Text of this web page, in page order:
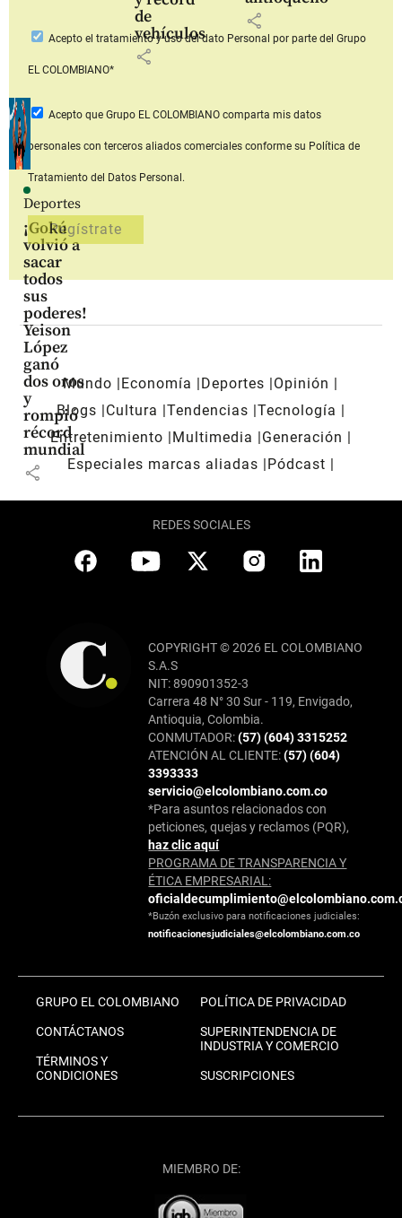
de
vehículos
share
share
Deportes
¡Gokú
volvió a
sacar
todos
sus
poderes!
Yeison
López
ganó
dos oros
y
rompió
récord
mundial
share
Acepto el tratamiento y uso del dato Personal por parte del Grupo
EL COLOMBIANO*
Acepto que Grupo EL COLOMBIANOcomparta mis datos
personales con terceros aliados comerciales conforme su Política de
Tratamiento del Datos Personal.
Mundo Economía Deportes
Opinión
Blogs
Cultura Tendencias Tecnología
Entretenimiento
Multimedia
Generación
Especiales marcas aliadas
Pódcast
REDES SOCIALES
COPYRIGHT © 2026 EL COLOMBIANO
S.A.S
NIT: 890901352-3
Carrera 48 N° 30 Sur - 119, Envigado,
Antioquia, Colombia.
CONMUTADOR:(57) (604) 3315252
ATENCIÓN AL CLIENTE:(57) (604)
3393333
servicio@elcolombiano.com.co
*Para asuntos relacionados con
peticiones, quejas y reclamos (PQR),
haz clic aquí
PROGRAMA DE TRANSPARENCIA Y
ÉTICA EMPRESARIAL:
*Buzón exclusivo para notificaciones judiciales:
notificacionesjudiciales@elcolombiano.com.co
GRUPO EL COLOMBIANO
CONTÁCTANOS
TÉRMINOS Y
CONDICIONES
POLÍTICA DE PRIVACIDAD
SUPERINTENDENCIA DE
INDUSTRIA Y COMERCIO
SUSCRIPCIONES
MIEMBRO DE: